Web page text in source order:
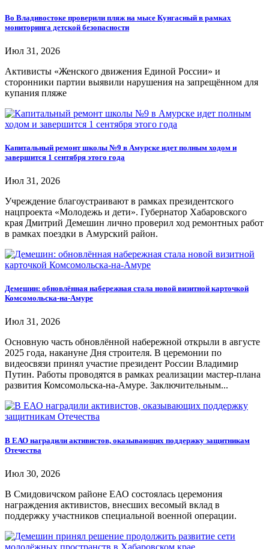
Во Владивостоке проверили пляж на мысе Кунгасный в рамках
мониторинга детской безопасности
Июл 31, 2026
Активисты «Женского движения Единой России» и
сторонники партии выявили нарушения на запрещённом для
купания пляже
Капитальный ремонт школы №9 в Амурске идет полным ходом и
завершится 1 сентября этого года
Июл 31, 2026
Учреждение благоустраивают в рамках президентского
нацпроекта «Молодежь и дети». Губернатор Хабаровского
края Дмитрий Демешин лично проверил ход ремонтных работ
в рамках поездки в Амурский район.
Демешин: обновлённая набережная стала новой визитной карточкой
Комсомольска-на-Амуре
Июл 31, 2026
Основную часть обновлённой набережной открыли в августе
2025 года, накануне Дня строителя. В церемонии по
видеосвязи принял участие президент России Владимир
Путин. Работы проводятся в рамках реализации мастер-плана
развития Комсомольска-на-Амуре. Заключительным...
В ЕАО наградили активистов, оказывающих поддержку защитникам
Отечества
Июл 30, 2026
В Смидовичском районе ЕАО состоялась церемония
награждения активистов, внесших весомый вклад в
поддержку участников специальной военной операции.